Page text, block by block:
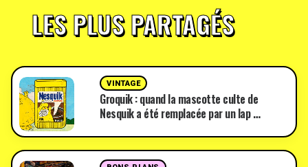
LES PLUS PARTAGÉS
VINTAGE
Groquik : quand la mascotte culte de
Nesquik a été remplacée par un lap …